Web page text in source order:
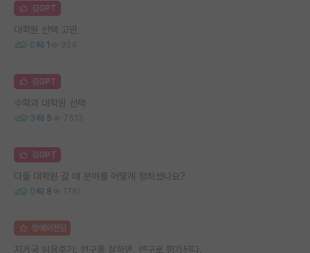
김GPT
대학원 선택 고민
0 1 924
김GPT
수학과 대학원 선택
3 5 7513
김GPT
다들 대학원 갈 때 분야를 어떻게 정하셨나요?
0 8 1781
명예의전당
지거국 임용후기: 연구를 잘하면, 연구로 평가된다.